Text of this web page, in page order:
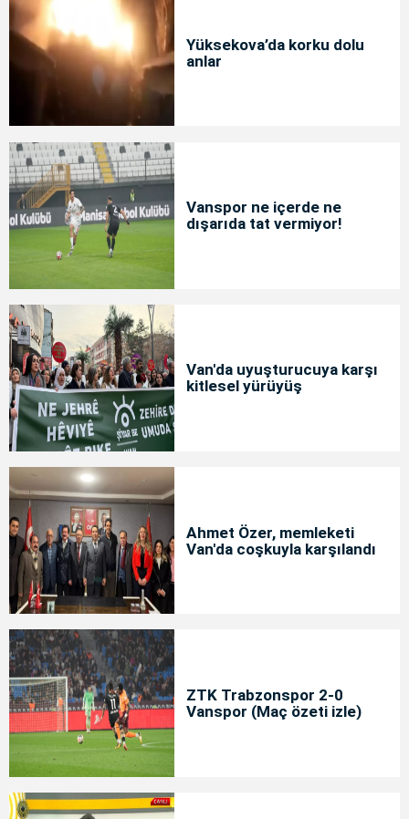
Yüksekova’da korku dolu
anlar
Vanspor ne içerde ne
dışarıda tat vermiyor!
Van'da uyuşturucuya karşı
kitlesel yürüyüş
Ahmet Özer, memleketi
Van'da coşkuyla karşılandı
ZTK Trabzonspor 2-0
Vanspor (Maç özeti izle)